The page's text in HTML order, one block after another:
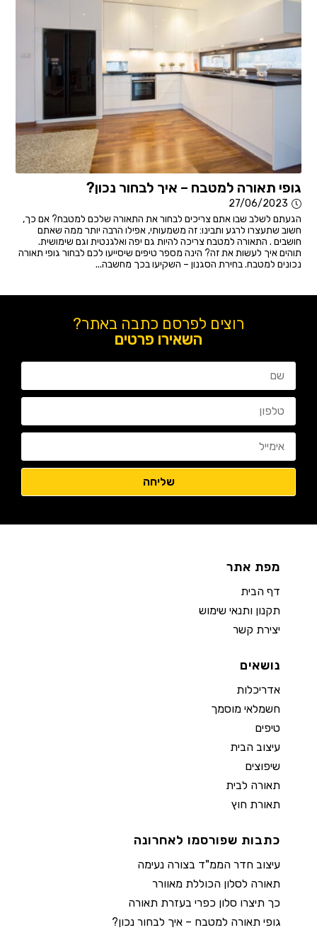
גופי תאורה למטבח – איך לבחור נכון?
27/06/2023
הגעתם לשלב שבו אתם צריכים לבחור את התאורה שלכם למטבח? אם כך,
חשוב שתעצרו לרגע ותבינו: זה משמעותי, אפילו הרבה יותר ממה שאתם
חושבים . התאורה למטבח צריכה להיות גם יפה ואלגנטית וגם שימושית.
תוהים איך לעשות את זה? הינה מספר טיפים שיסייעו לכם לבחור גופי תאורה
נכונים למטבח. בחירת הסגנון – השקיעו בכך מחשבה...
רוצים לפרסם כתבה באתר?
השאירו פרטים
מפת אתר
דף הבית
תקנון ותנאי שימוש
יצירת קשר
נושאים
אדריכלות
חשמלאי מוסמך
טיפים
עיצוב הבית
שיפוצים
תאורה לבית
תאורת חוץ
כתבות שפורסמו לאחרונה
עיצוב חדר הממ"ד בצורה נעימה
תאורה לסלון הכוללת מאוורר
כך תיצרו סלון כפרי בעזרת תאורה
גופי תאורה למטבח – איך לבחור נכון?